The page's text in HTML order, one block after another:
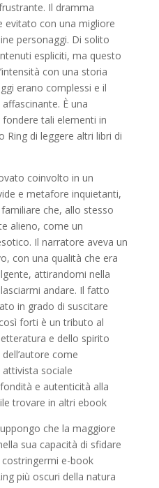
Il dramma
evitato con una migliore
personaggi. Di solito
espliciti, ma questo
con una storia
erano complessi e il
È una
tali elementi in
Ring di leggere altri libri di
coinvolto in un
e metafore inquietanti,
che, allo stesso
alieno, come un
Il narratore aveva un
con una qualità che era
attirandomi nella
andare. Il fatto
in grado di suscitare
forti è un tributo al
e dello spirito
come
sociale
e autenticità alla
trovare in altri ebook
che la maggiore
sua capacità di sfidare
e-book
più oscuri della natura